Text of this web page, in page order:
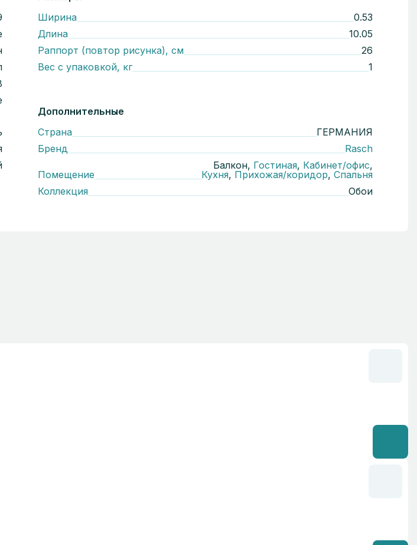
Ширина
0.53
Длина
10.05
Раппорт (повтор рисунка), см
26
Вес с упаковкой, кг
1
Дополнительные
Страна
ГЕРМАНИЯ
Бренд
Rasch
Помещение
Балкон, Гостиная, Кабинет/офис,
Кухня, Прихожая/коридор, Спальня
Коллекция
Обои